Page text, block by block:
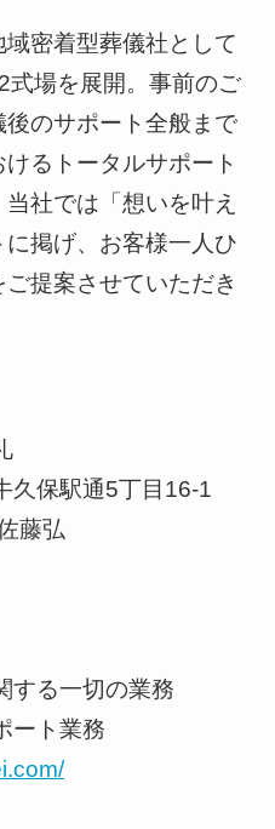
密着型葬儀社として
式場を展開。事前のご
のサポート全般まで
るトータルサポート
社では「想いを叶え
掲げ、お客様一人ひ
提案させていただき
久保駅通5丁目16-1
藤弘
する一切の業務
業務